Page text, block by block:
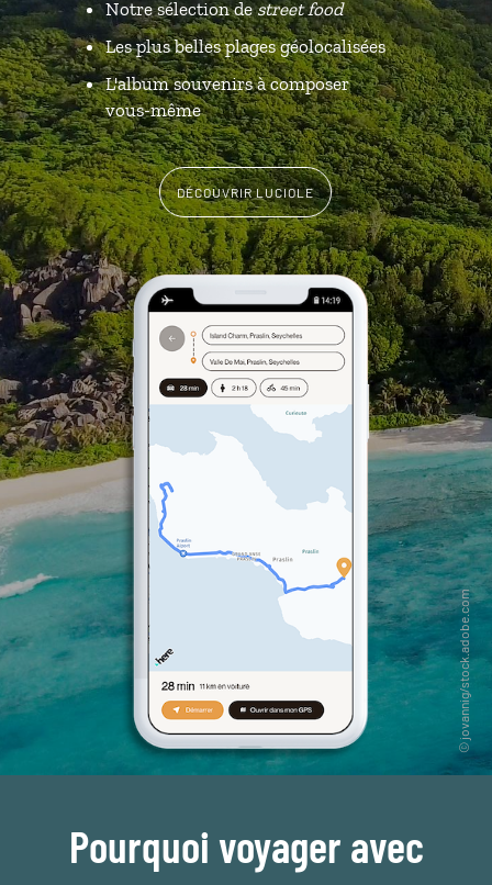
Notre sélection destreet food
Les plus belles plages géolocalisées
L'album souvenirs à composer
vous-même
DÉCOUVRIR LUCIOLE
Pourquoi voyager avec